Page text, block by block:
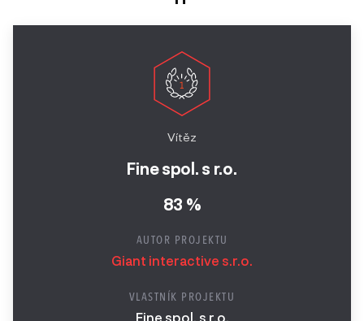
Vítěz
Fine spol. s r.o.
83 %
AUTOR PROJEKTU
Giant interactive s.r.o.
VLASTNÍK PROJEKTU
Fine spol. s r.o.